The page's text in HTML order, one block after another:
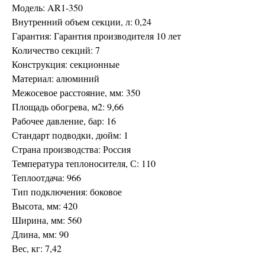
Модель: AR1-350
Внутренний объем секции, л: 0,24
Гарантия: Гарантия производителя 10 лет
Количество секций: 7
Конструкция: секционные
Материал: алюминий
Межосевое расстояние, мм: 350
Площадь обогрева, м2: 9,66
Рабочее давление, бар: 16
Стандарт подводки, дюйм: 1
Страна производства: Россия
Температура теплоносителя, С: 110
Теплоотдача: 966
Тип подключения: боковое
Высота, мм: 420
Ширина, мм: 560
Длина, мм: 90
Вес, кг: 7,42